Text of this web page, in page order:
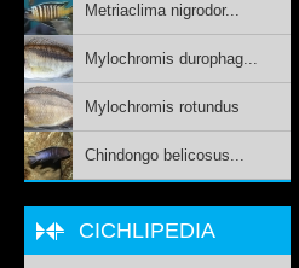
Metriaclima nigrodor...
Mylochromis durophag...
Mylochromis rotundus
Chindongo belicosus...
CICHLIPEDIA